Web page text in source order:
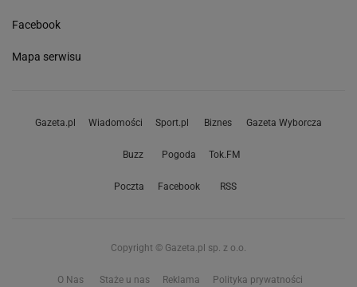
Facebook
Mapa serwisu
Gazeta.pl Wiadomości Sport.pl Biznes Gazeta Wyborcza
Buzz Pogoda Tok.FM
Poczta Facebook RSS
Copyright © Gazeta.pl sp. z o.o.
O Nas Staże u nas Reklama Polityka prywatności